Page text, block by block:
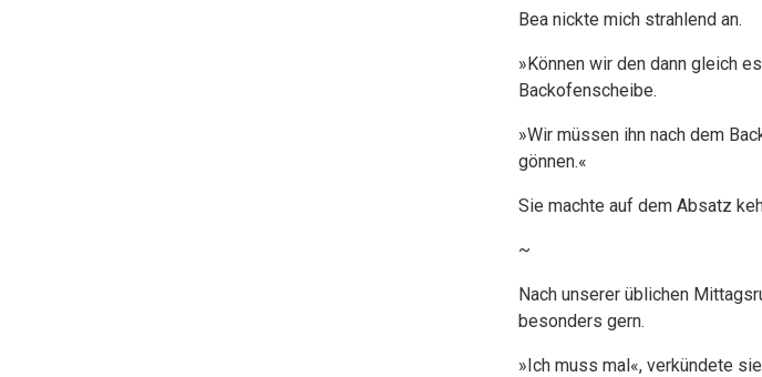
Bea nickte mich strahlend an.
»Können wir den dann gleich
Backofenscheibe.
»Wir müssen ihn nach dem
gönnen.«
Sie machte auf dem Absatz
~
Nach unserer üblichen
besonders gern.
»Ich muss mal«, verkündete